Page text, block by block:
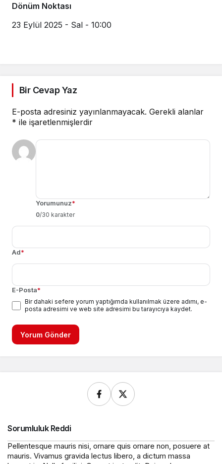
Dönüm Noktası
23 Eylül 2025 - Sal - 10:00
Bir Cevap Yaz
E-posta adresiniz yayınlanmayacak. Gerekli alanlar
* ile işaretlenmişlerdir
Yorumunuz*
0/30 karakter
Ad*
E-Posta*
Bir dahaki sefere yorum yaptığımda kullanılmak üzere adımı, e-
posta adresimi ve web site adresimi bu tarayıcıya kaydet.
Yorum Gönder
Sorumluluk Reddi
Pellentesque mauris nisi, ornare quis ornare non, posuere at
mauris. Vivamus gravida lectus libero, a dictum massa